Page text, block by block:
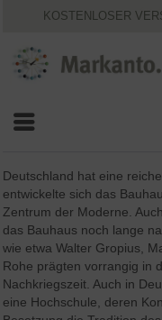
KOSTENLOSER
Deutschland hat eine
entwickelte sich das
Zentrum der Moderne.
das Bauhaus noch lange
wie etwa Walter Gropius,
Rohe prägten vorrangig in
Nachkriegszeit. Auch in
eine Hochschule, deren